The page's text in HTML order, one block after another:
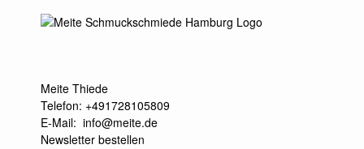
Meite Thiede
Telefon: +491728105809
E-Mail: info@meite.de
Newsletter bestellen